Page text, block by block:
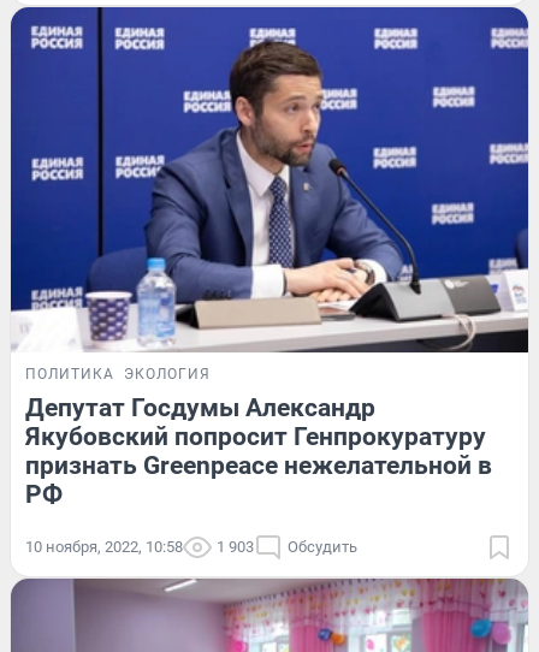
ПОЛИТИКА ЭКОЛОГИЯ
Депутат Госдумы Александр
Якубовский попросит Генпрокуратуру
признать Greenpeace нежелательной в
РФ
10 ноября, 2022, 10:58 1 903 Обсудить